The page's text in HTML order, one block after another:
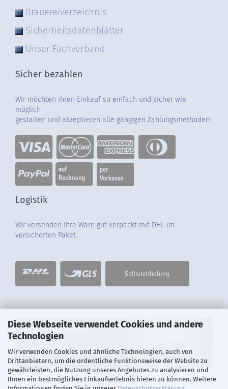
Diese Webseite verwendet Cookies und andere
Technologien
Wir verwenden Cookies und ähnliche Technologien, auch von
Drittanbietern, um die ordentliche Funktionsweise der Website zu
gewährleisten, die Nutzung unseres Angebotes zu analysieren und
Ihnen ein bestmögliches Einkaufserlebnis bieten zu können. Weitere
Brauereiverzeichnis
Sicherheitsdatenblätter
Unser Fachverband
Sicher bezahlen
Wir möchten Ihren Einkauf so einfach und sicher wie
möglich
gestalten und akzeptieren alle gängigen Zahlungsmethoden:
Logistik
Wir versenden Ihre Ware gut verpackt mit DHL im
versicherten Paket.